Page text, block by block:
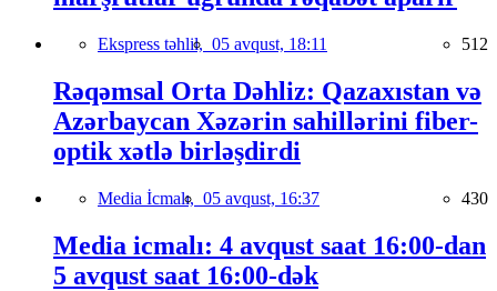
Ekspress təhlil, 05 avqust, 18:11 512
Rəqəmsal Orta Dəhliz: Qazaxıstan və
Azərbaycan Xəzərin sahillərini fiber-
optik xətlə birləşdirdi
Media İcmalı, 05 avqust, 16:37 430
Media icmalı: 4 avqust saat 16:00-dan
5 avqust saat 16:00-dək